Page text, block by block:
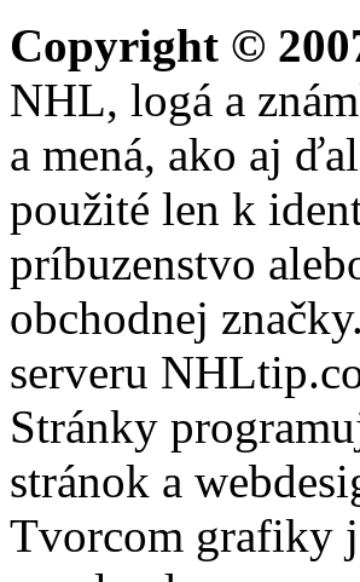
Copyright ©
NHL, logá a
a mená, ako aj
použité len k
príbuzenstvo
obchodnej
serveru
Stránky
stránok a
Tvorcom grafiky